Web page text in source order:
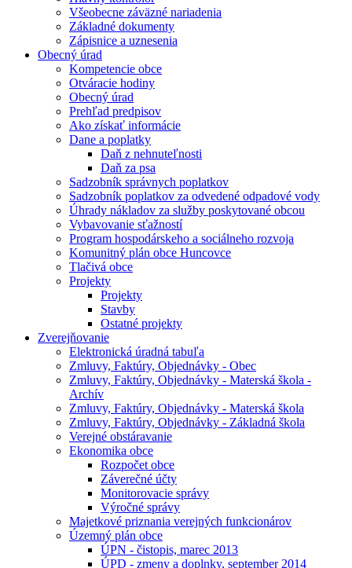
Všeobecne záväzné nariadenia
Základné dokumenty
Zápisnice a uznesenia
Obecný úrad
Kompetencie obce
Otváracie hodiny
Obecný úrad
Prehľad predpisov
Ako získať informácie
Dane a poplatky
Daň z nehnuteľnosti
Daň za psa
Sadzobník správnych poplatkov
Sadzobník poplatkov za odvedené odpadové vody
Úhrady nákladov za služby poskytované obcou
Vybavovanie sťažností
Program hospodárskeho a sociálneho rozvoja
Komunitný plán obce Huncovce
Tlačivá obce
Projekty
Projekty
Stavby
Ostatné projekty
Zverejňovanie
Elektronická úradná tabuľa
Zmluvy, Faktúry, Objednávky - Obec
Zmluvy, Faktúry, Objednávky - Materská škola -
Archív
Zmluvy, Faktúry, Objednávky - Materská škola
Zmluvy, Faktúry, Objednávky - Základná škola
Verejné obstáravanie
Ekonomika obce
Rozpočet obce
Záverečné účty
Monitorovacie správy
Výročné správy
Majetkové priznania verejných funkcionárov
Územný plán obce
ÚPN - čistopis, marec 2013
ÚPD - zmeny a doplnky, september 2014